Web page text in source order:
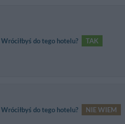
Wróciłbyś do tego hotelu? TAK
Wróciłbyś do tego hotelu? NIE WIEM